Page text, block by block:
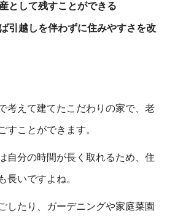
として残すことができる
引越しを伴わずに住みやすさを改
考えて建てたこだわりの家で、老
すことができます。
自分の時間が長く取れるため、住
長いですよね。
したり、ガーデニングや家庭菜園